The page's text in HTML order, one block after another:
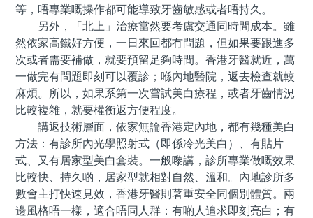
等，唔專業嘅操作都可能導致牙齒敏感或者唔持久。
另外，「北上」治療當然要考慮交通同時間成本。雖
然依家高鐵好方便，一日來回都冇問題，但如果要跟進多
次或者需要補做，就要預留足夠時間。香港牙醫就近，萬
一做完有問題即刻可以覆診；喺內地醫院，返去檢查就較
麻煩。所以，如果系第一次嘗試美白療程，或者牙齒情況
比較複雜，就要權衡返方便程度。
講返技術層面，依家無論香港定內地，都有幾種美白
方法：有診所內光學照射式（即係冷光美白）、有貼片
式、又有居家型美白套裝。一般嚟講，診所專業做嘅效果
比較快、持久啲，居家型就相對自然、溫和。內地診所多
數會主打快速見效，香港牙醫則著重安全同個別體質。兩
邊風格唔一樣，適合唔同人群：有啲人追求即刻亮白；有